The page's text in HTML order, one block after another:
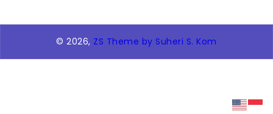
© 2026, ZS Theme by Suheri S. Kom